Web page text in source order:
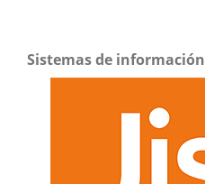
Sistemas de información